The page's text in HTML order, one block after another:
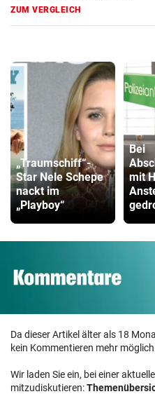
ZUM VERGLEICH
„Traumschiff“-
Star Nele Schepe
nackt im
„Playboy“
Bei
mit
Da dieser Artikel älter als 18
kein Kommentieren mehr
Wir laden Sie ein, bei einer
mitzudiskutieren: